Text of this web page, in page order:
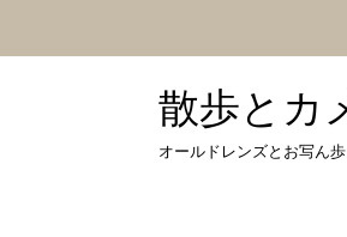
テ
散歩とカ
オールドレンズとお写ん